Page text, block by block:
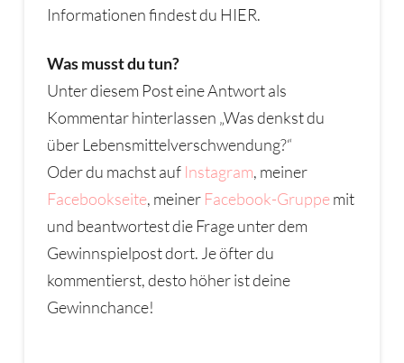
Informationen findest du HIER.
Was musst du tun?
Unter diesem Post eine Antwort als
Kommentar hinterlassen „Was denkst du
über Lebensmittelverschwendung?“
Oder du machst auf Instagram, meiner
Facebookseite, meiner Facebook-Gruppemit
und beantwortest die Frage unter dem
Gewinnspielpost dort. Je öfter du
kommentierst, desto höher ist deine
Gewinnchance!